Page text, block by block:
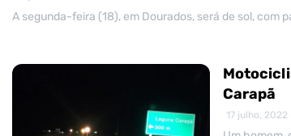
A segunda-feira (18), em Dourados, será de sol, com
Carapã
17 julho,